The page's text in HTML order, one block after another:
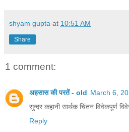
shyam gupta at 10:51 AM
Share
1 comment:
अहसास की परतें - old March 6,
सुन्दर कहानी सार्थक चिंतन विवेकपूर्ण
Reply